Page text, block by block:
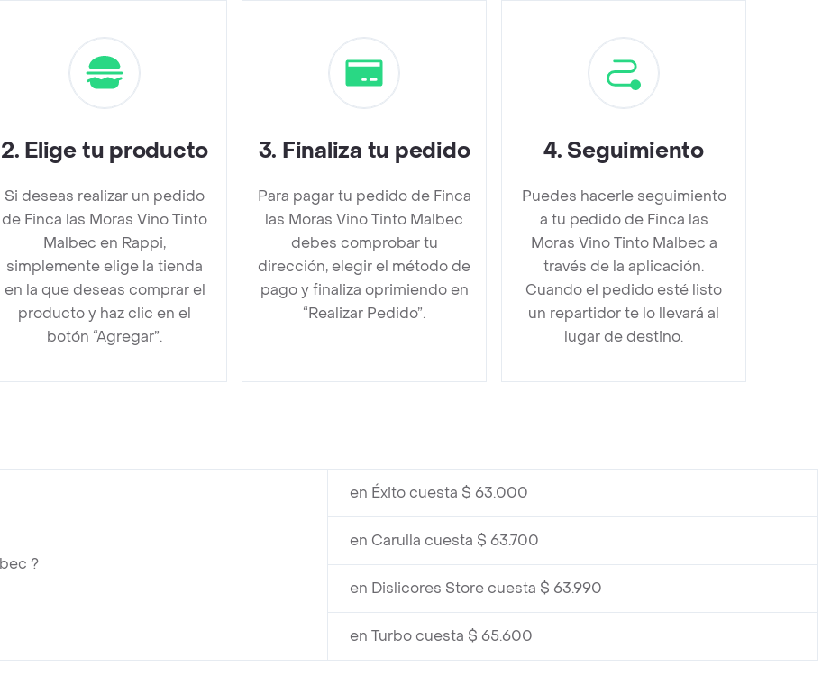
2. Elige tu producto
Si deseas realizar un pedido
de Finca las Moras Vino Tinto
Malbec en Rappi,
simplemente elige la tienda
en la que deseas comprar el
producto y haz clic en el
botón “Agregar”.
3. Finaliza tu pedido
Para pagar tu pedido de Finca
las Moras Vino Tinto Malbec
debes comprobar tu
dirección, elegir el método de
pago y finaliza oprimiendo en
“Realizar Pedido”.
4. Seguimiento
Puedes hacerle seguimiento
a tu pedido de Finca las
Moras Vino Tinto Malbec a
través de la aplicación.
Cuando el pedido esté listo
un repartidor te lo llevará al
lugar de destino.
?
en Éxito cuesta $ 63.000
en Carulla cuesta $ 63.700
en Dislicores Store cuesta $ 63.990
en Turbo cuesta $ 65.600